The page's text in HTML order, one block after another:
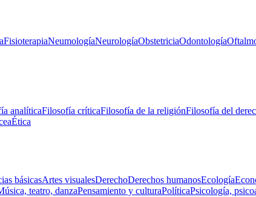
FisioterapiaNeumologíaNeurologíaObstetriciaOdontología
analíticaFilosofía críticaFilosofía de la religiónFilosofía del
Ética
básicasArtes visualesDerechoDerechos humanosEcología
teatro, danzaPensamiento y culturaPolíticaPsicología,